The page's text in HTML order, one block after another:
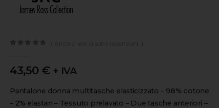
43,50 € + IVA
Pantalone donna multitasche elasticizzato – 98% cotone
– 2% elastan – Tessuto prelavato – Due tasche anteriori –